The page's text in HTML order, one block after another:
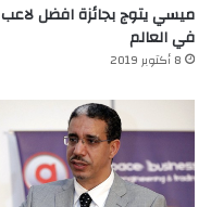
ميسي يتوج بجائزة افضل لاعب
في العالم‎
8 أكتوبر 2019